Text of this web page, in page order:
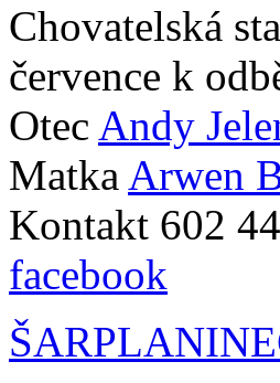
Chovatelská
července k
Otec Andy
Matka Arwen
Kontakt 602
facebook